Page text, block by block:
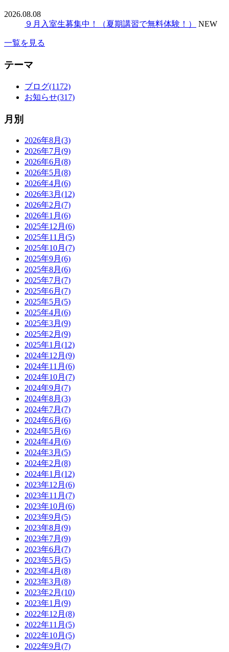
2026.08.08
９月入室生募集中！（夏期講習で無料体験！）
NEW
一覧を見る
テーマ
ブログ(1172)
お知らせ(317)
月別
2026年8月(3)
2026年7月(9)
2026年6月(8)
2026年5月(8)
2026年4月(6)
2026年3月(12)
2026年2月(7)
2026年1月(6)
2025年12月(6)
2025年11月(5)
2025年10月(7)
2025年9月(6)
2025年8月(6)
2025年7月(7)
2025年6月(7)
2025年5月(5)
2025年4月(6)
2025年3月(9)
2025年2月(9)
2025年1月(12)
2024年12月(9)
2024年11月(6)
2024年10月(7)
2024年9月(7)
2024年8月(3)
2024年7月(7)
2024年6月(6)
2024年5月(6)
2024年4月(6)
2024年3月(5)
2024年2月(8)
2024年1月(12)
2023年12月(6)
2023年11月(7)
2023年10月(6)
2023年9月(5)
2023年8月(9)
2023年7月(9)
2023年6月(7)
2023年5月(5)
2023年4月(8)
2023年3月(8)
2023年2月(10)
2023年1月(9)
2022年12月(8)
2022年11月(5)
2022年10月(5)
2022年9月(7)